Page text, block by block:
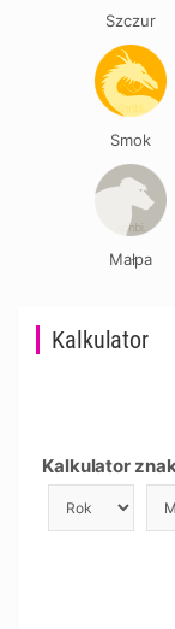
Kalkulator
Kalkulator
Szczur
Smok
Małpa